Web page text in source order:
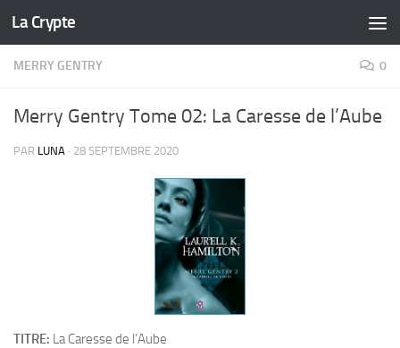
Skip to content
La Crypte
MERRY GENTRY 0
Merry Gentry Tome 02: La Caresse de l’Aube
PAR LUNA · 28 SEPTEMBRE 2020
TITRE: La Caresse de l’Aube